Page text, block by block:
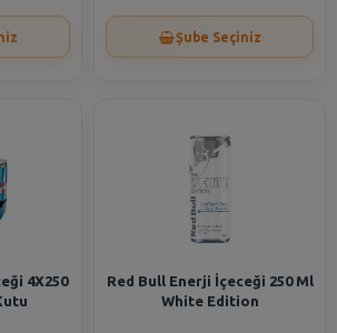
Şube Seçiniz
4X250
Red Bull Enerji İçeceği 250 Ml
White Edition